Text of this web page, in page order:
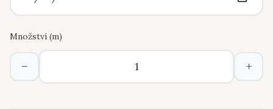
Množství (m)
− +